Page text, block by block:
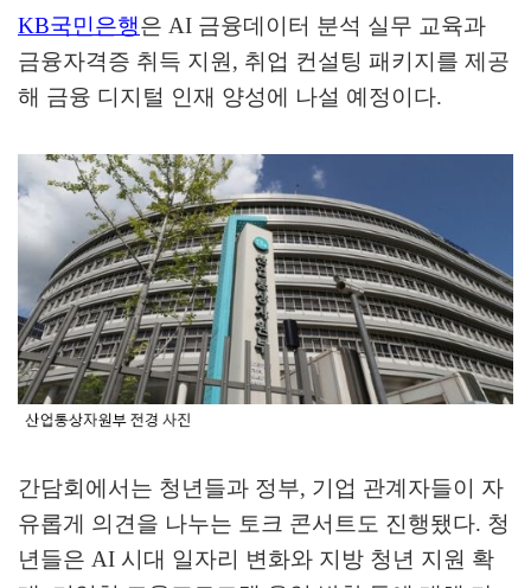
KB국민은행은 AI 금융데이터 분석 실무 교육과
금융자격증 취득 지원, 취업 컨설팅 패키지를 제공
해 금융 디지털 인재 양성에 나설 예정이다.
간담회에서는 청년들과 정부, 기업 관계자들이 자
유롭게 의견을 나누는 토크 콘서트도 진행됐다. 청
년들은 AI 시대 일자리 변화와 지방 청년 지원 확